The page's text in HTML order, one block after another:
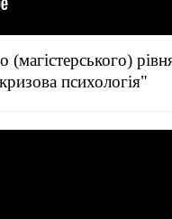
(магістерського)
психологія"